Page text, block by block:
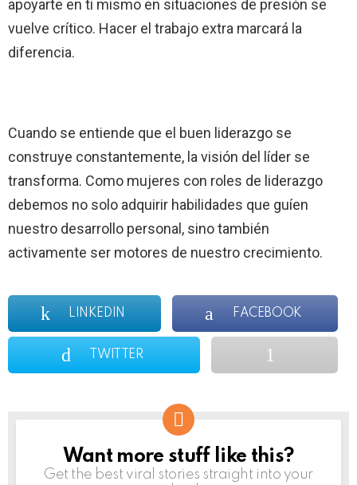
apoyarte en ti mismo en situaciones de presión se
vuelve crítico. Hacer el trabajo extra marcará la
diferencia.
Cuando se entiende que el buen liderazgo se
construye constantemente, la visión del líder se
transforma. Como mujeres con roles de liderazgo
debemos no solo adquirir habilidades que guíen
nuestro desarrollo personal, sino también
activamente ser motores de nuestro crecimiento.
LINKEDIN FACEBOOK
TWITTER
NEWSLETTER
Want more stuff like this?
Get the best viral stories straight into your